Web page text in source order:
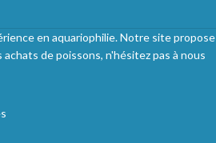
en aquariophilie. Notre site propose
de poissons, n'hésitez pas à nous